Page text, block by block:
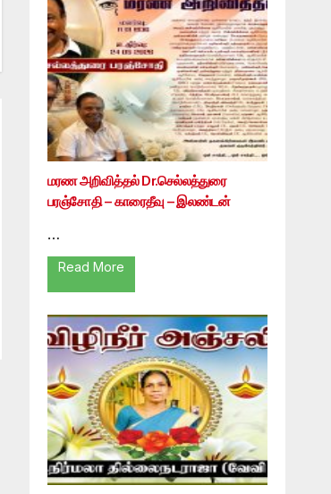
மரண அறிவித்தல் Dr.செல்லத்துரை
பரஞ்சோதி – காரைதீவு – இலண்டன்
…
Read More